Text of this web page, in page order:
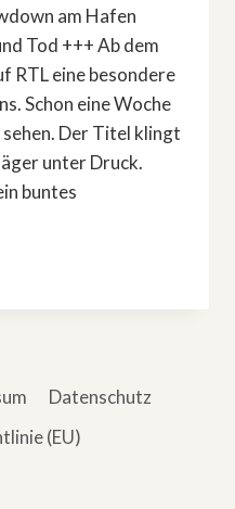
am Hafen
Tod +++ Ab dem
RTL eine besondere
Schon eine Woche
Der Titel klingt
unter Druck.
buntes
Datenschutz
(EU)